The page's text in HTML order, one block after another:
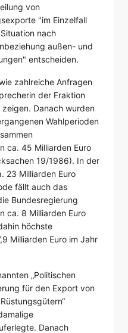
von
"im Einzelfall
nach
außen- und
entscheiden.
zahlreiche Anfragen
der Fraktion
zeigen. Danach wurden
Wahlperioden
ca. 45 Milliarden Euro
19/1986). In der
23 Milliarden Euro
fällt auch das
Bundesregierung
ca. 8 Milliarden Euro
höchste
Milliarden Euro im Jahr
„Politischen
für den Export von
Danach